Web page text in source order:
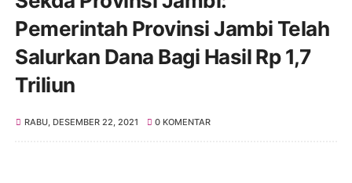
Pemerintah Provinsi Jambi Telah
Salurkan Dana Bagi Hasil Rp 1,7
Triliun
RABU, DESEMBER 22, 2021 0 KOMENTAR